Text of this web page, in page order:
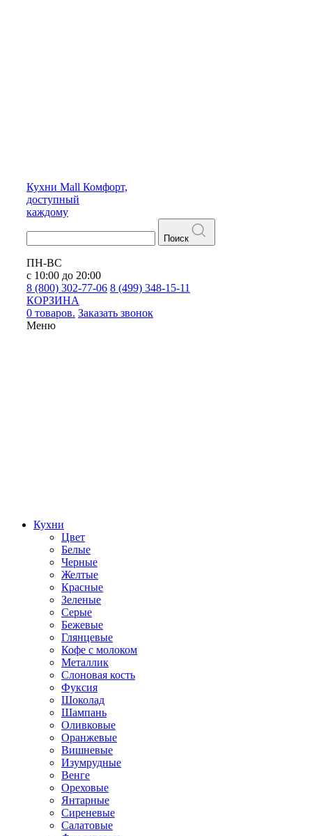
Кухни Mall Комфорт,
доступный
каждому
Поиск
ПН-ВС
с 10:00 до 20:00
8 (800) 302-77-06 8 (499) 348-15-11
КОРЗИНА
0 товаров. Заказать звонок
Меню
Кухни
Цвет
Белые
Черные
Желтые
Красные
Зеленые
Серые
Бежевые
Глянцевые
Кофе с молоком
Металлик
Слоновая кость
Фуксия
Шоколад
Шампань
Оливковые
Оранжевые
Вишневые
Изумрудные
Венге
Ореховые
Янтарные
Сиреневые
Салатовые